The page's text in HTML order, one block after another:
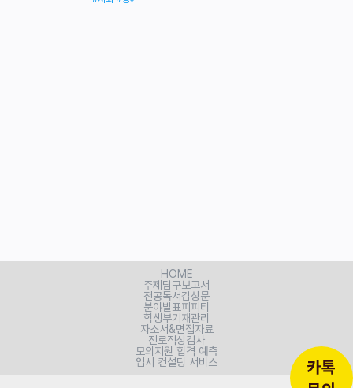
HOME
주제탐구보고서
전공독서감상문
분야발표피피티
학생부기재관리
자소서&면접자료
진로적성검사
모의지원 합격 예측
입시 컨설팅 서비스